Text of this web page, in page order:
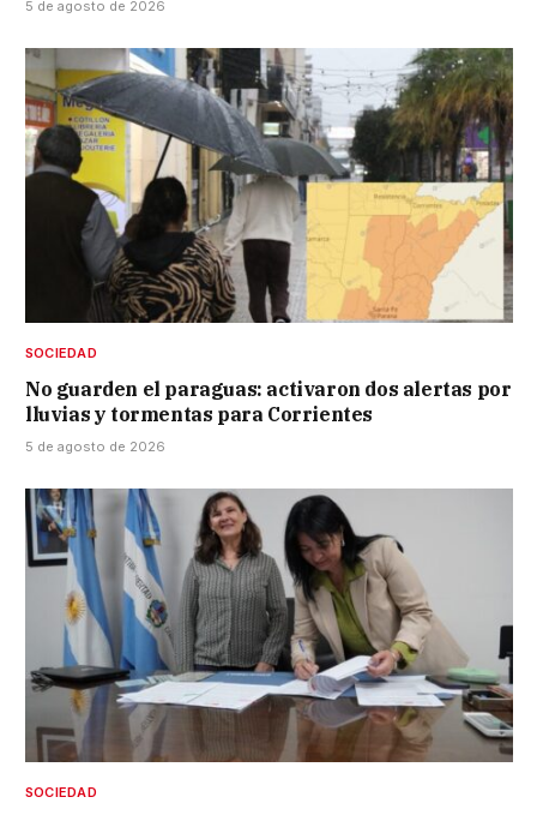
5 de agosto de 2026
SOCIEDAD
No guarden el paraguas: activaron dos alertas por
lluvias y tormentas para Corrientes
5 de agosto de 2026
SOCIEDAD